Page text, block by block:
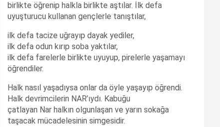
birlikte öğrenip halkla birlikte aştılar. İlk defa
uyuşturucu kullanan gençlerle tanıştılar,
ilk defa tacize uğrayıp dayak yediler,
ilk defa odun kırıp soba yaktılar,
ilk defa farelerle birlikte uyuyup, pirelerle yaşamayı
öğrendiler.
Halk nasıl yaşadıysa onlar da öyle yaşayıp öğrendi.
Halk devrimcilerin NAR’ıydı. Kabuğu
çatlayan Nar halkın olgunlaşan ve yarın sokağa
taşacak mücadelesinin simgesidir.